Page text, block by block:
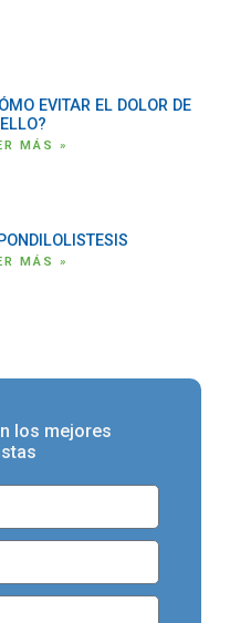
EVITAR EL DOLOR DE
MÁS »
MÁS »
los mejores